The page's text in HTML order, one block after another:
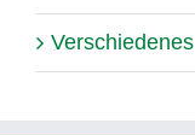
Verschiedenes